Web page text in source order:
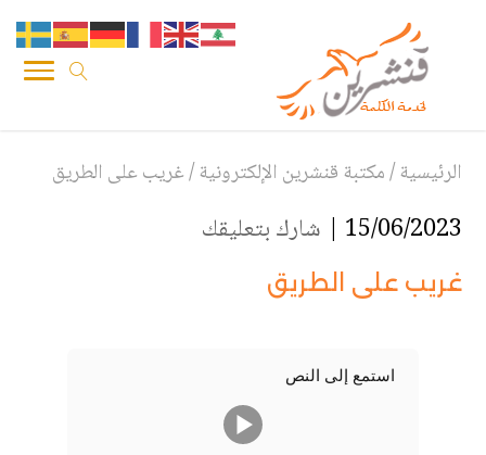
الرئيسية/مكتبة قنشرين الإلكترونية/غريب على الطريق
15/06/2023 | شارك بتعليقك
غريب على الطريق
استمع إلى النص